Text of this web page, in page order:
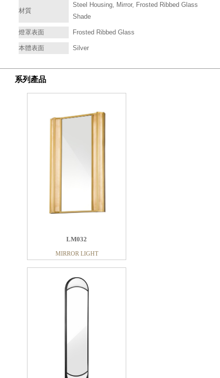
材質
Steel Housing, Mirror, Frosted Ribbed Glass
Shade
燈罩表面 Frosted Ribbed Glass
本體表面 Silver
系列產品
LM032
MIRROR LIGHT